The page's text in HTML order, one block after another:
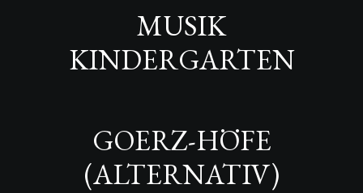
MUSIK
KINDERGARTEN
GOERZ-HÖFE
(ALTERNATIV)